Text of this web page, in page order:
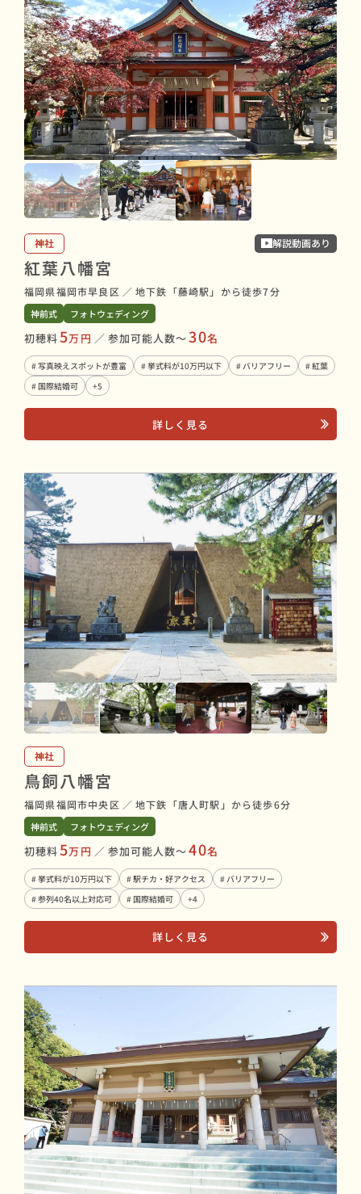
神社 解説動画あり
紅葉八幡宮
福岡県福岡市早良区 ／ 地下鉄「藤崎駅」から徒歩7分
神前式 フォトウェディング
初穂料5万円 ／ 参加可能人数〜30名
# 写真映えスポットが豊富 # 挙式料が10万円以下 # バリアフリー
# 紅葉
# 国際結婚可
+5
詳しく見る
神社
鳥飼八幡宮
福岡県福岡市中央区 ／ 地下鉄「唐人町駅」から徒歩6分
神前式 フォトウェディング
初穂料5万円 ／ 参加可能人数〜40名
# 挙式料が10万円以下 # 駅チカ・好アクセス
# バリアフリー
# 参列40名以上対応可
# 国際結婚可 +4
詳しく見る